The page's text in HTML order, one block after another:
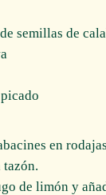
semillas de
en
tazón.
de limón y